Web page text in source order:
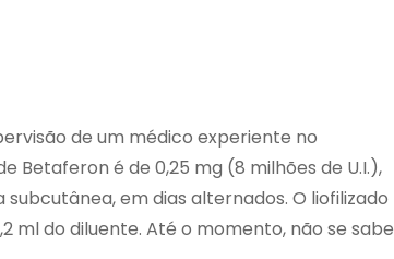
de um médico experiente no
é de 0,25 mg (8 milhões de U.I.),
em dias alternados. O liofilizado
ml do diluente. Até o momento, não se sabe